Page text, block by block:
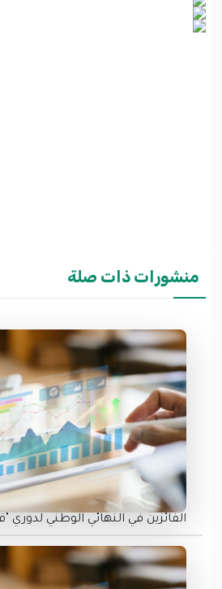
منشورات ذات صلة
الفائزين في النهائي الوطني لدوري